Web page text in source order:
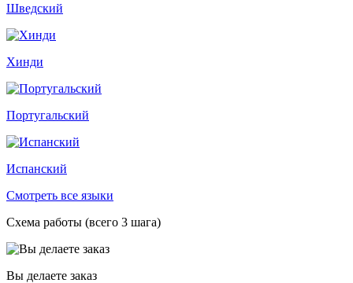
Шведский
Хинди
Португальский
Испанский
Смотреть все языки
Схема работы (всего 3 шага)
Вы делаете заказ